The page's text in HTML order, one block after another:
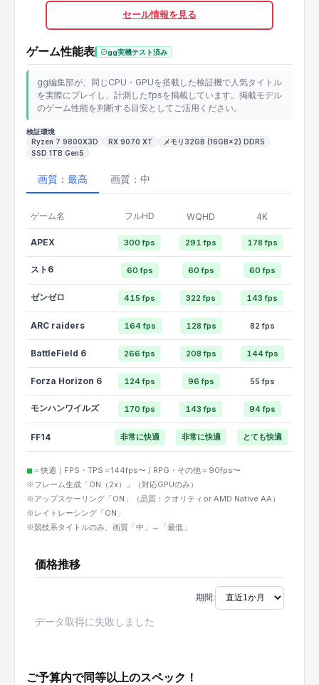
セール情報を見る
ゲーム性能表 gg実機テスト済み
gg編集部が、同じCPU・GPUを搭載した検証機で人気タイトル
を実際にプレイし、計測したfpsを掲載しています。掲載モデル
のゲーム性能を判断する目安としてご活用ください。
検証環境
Ryzen 7 9800X3D
RX 9070 XT
メモリ32GB (16GB×2) DDR5
SSD 1TB Gen5
画質：最高 画質：中
ゲーム名 フルHD WQHD 4K
APEX 300 fps 291 fps 178 fps
スト6 60 fps 60 fps 60 fps
ゼンゼロ 415 fps 322 fps 143 fps
ARC raiders 164 fps 128 fps 82 fps
BattleField 6 266 fps 208 fps 144 fps
Forza Horizon 6 124 fps 96 fps 55 fps
モンハンワイルズ 170 fps 143 fps 94 fps
FF14 非常に快適 非常に快適 とても快適
◼︎＝快適｜FPS・TPS＝144fps〜 / RPG・その他＝90fps〜
※フレーム生成「ON（2x）」（対応GPUのみ）
※アップスケーリング「ON」（品質：クオリティor AMD Native AA）
※レイトレーシング「ON」
※競技系タイトルのみ、画質「中」→「最低」
価格推移
期間:
データ取得に失敗しました
ご予算内で同等以上のスペック！